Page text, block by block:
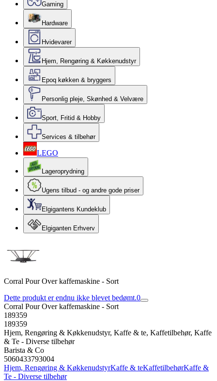
Gaming
Hardware
Hvidevarer
Hjem, Rengøring & Køkkenudstyr
Epoq køkken & bryggers
Personlig pleje, Skønhed & Velvære
Sport, Fritid & Hobby
Services & tilbehør
LEGO
Lageroprydning
Ugens tilbud - og andre gode priser
Elgigantens Kundeklub
Elgiganten Erhverv
Corral Pour Over kaffemaskine - Sort
Dette produkt er endnu ikke blevet bedømt.0
Corral Pour Over kaffemaskine - Sort
189359
189359
Hjem, Rengøring & Køkkenudstyr, Kaffe & te, Kaffetilbehør, Kaffe
& Te - Diverse tilbehør
Barista & Co
5060433793004
Hjem, Rengøring & KøkkenudstyrKaffe & teKaffetilbehørKaffe &
Te - Diverse tilbehør